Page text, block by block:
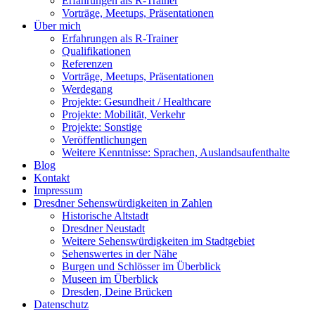
Vorträge, Meetups, Präsentationen
Über mich
Erfahrungen als R-Trainer
Qualifikationen
Referenzen
Vorträge, Meetups, Präsentationen
Werdegang
Projekte: Gesundheit / Healthcare
Projekte: Mobilität, Verkehr
Projekte: Sonstige
Veröffentlichungen
Weitere Kenntnisse: Sprachen, Auslandsaufenthalte
Blog
Kontakt
Impressum
Dresdner Sehenswürdigkeiten in Zahlen
Historische Altstadt
Dresdner Neustadt
Weitere Sehenswürdigkeiten im Stadtgebiet
Sehenswertes in der Nähe
Burgen und Schlösser im Überblick
Museen im Überblick
Dresden, Deine Brücken
Datenschutz